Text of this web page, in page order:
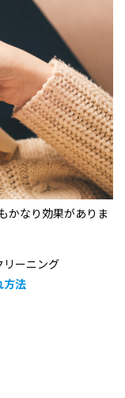
かなり効果がありま
ーニング
方法